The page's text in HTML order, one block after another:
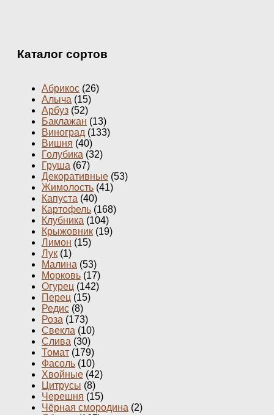
Каталог сортов
Абрикос (26)
Алыча (15)
Арбуз (52)
Баклажан (13)
Виноград (133)
Вишня (40)
Голубика (32)
Груша (67)
Декоративные (53)
Жимолость (41)
Капуста (40)
Картофель (168)
Клубника (104)
Крыжовник (19)
Лимон (15)
Лук (1)
Малина (53)
Морковь (17)
Огурец (142)
Перец (15)
Редис (8)
Роза (173)
Свекла (10)
Слива (30)
Томат (179)
Фасоль (10)
Хвойные (42)
Цитрусы (8)
Черешня (15)
Чёрная смородина (2)